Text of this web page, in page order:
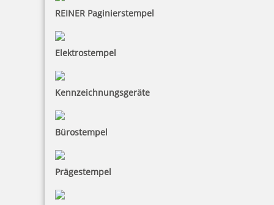
REINER Paginierstempel
Elektrostempel
Kennzeichnungsgeräte
Bürostempel
Prägestempel
Reiner B2 Paginierstempel mit Zifferngröße 4,5 mm in Antiqua